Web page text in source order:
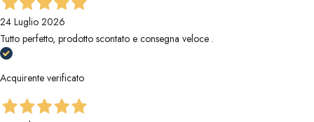
24 Luglio 2026
Tutto perfetto, prodotto scontato e consegna veloce .
Acquirente verificato